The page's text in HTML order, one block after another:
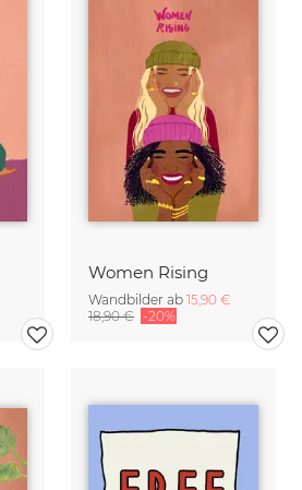
Women Rising
Wandbilder ab 15,90 €
18,90 € -20%